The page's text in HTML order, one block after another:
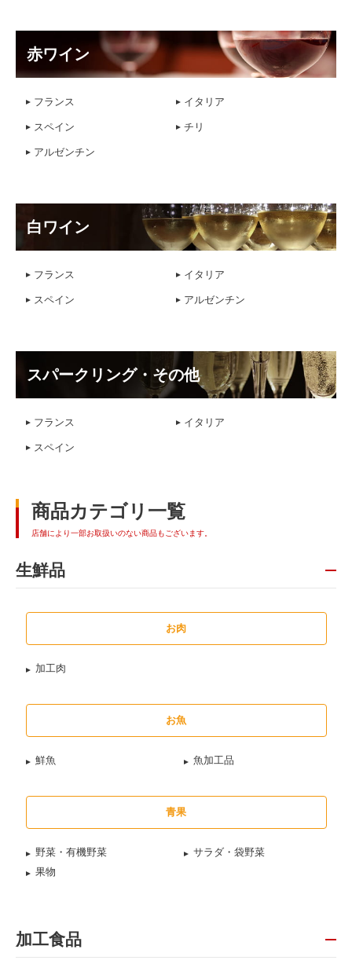
赤ワイン
フランス イタリア
スペイン チリ
アルゼンチン
白ワイン
フランス イタリア
スペイン アルゼンチン
スパークリング・その他
フランス イタリア
スペイン
商品カテゴリ一覧
店舗により一部お取扱いのない商品もございます。
生鮮品
お肉
加工肉
お魚
鮮魚 魚加工品
青果
野菜・有機野菜
サラダ・袋野菜
果物
加工食品